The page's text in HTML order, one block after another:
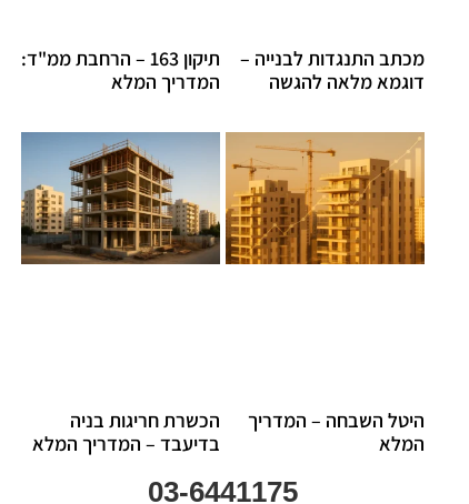
מכתב התנגדות לבנייה –
דוגמא מלאה להגשה
תיקון 163 – הרחבת ממ"ד:
המדריך המלא
היטל השבחה – המדריך
המלא
הכשרת חריגות בניה
בדיעבד – המדריך המלא
03-6441175